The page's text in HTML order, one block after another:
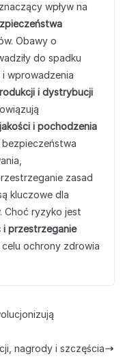
wpływ na
Obawy o
do spadku
i wprowadzenia
i dystrybucji
i pochodzenia
bezpieczeństwa
zasad
kluczowe dla
Choć ryzyko jest
i przestrzeganie
ochrony zdrowia
nagrody i szczęścia